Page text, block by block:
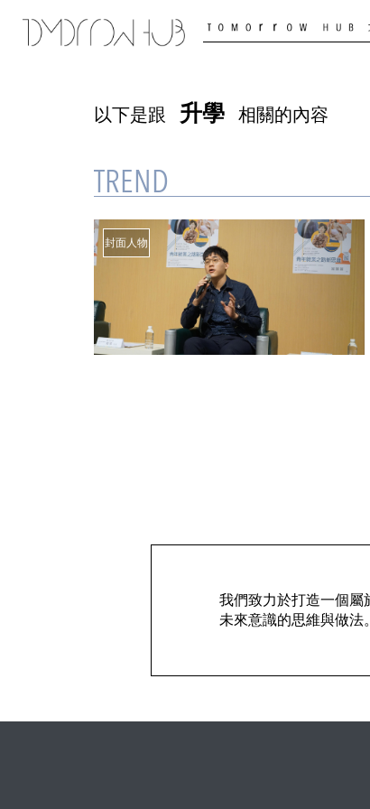
以下是跟 升學 相關的內容
TREND
封面人物
我們致力於打造一個
未來意識的思維與做法